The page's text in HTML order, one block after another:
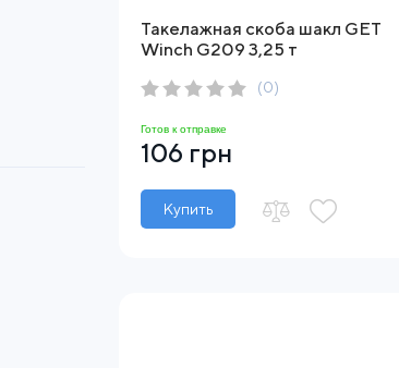
Такелажная скоба шакл GET
Winch G209 3,25 т
(0)
Готов к отправке
106 грн
Купить